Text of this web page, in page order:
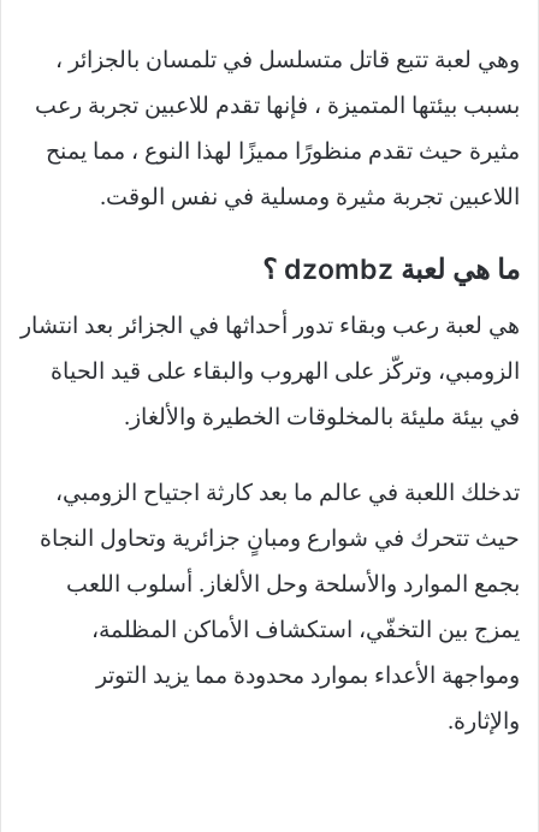
وهي لعبة تتبع قاتل متسلسل في تلمسان بالجزائر ،
بسبب بيئتها المتميزة ، فإنها تقدم للاعبين تجربة رعب
مثيرة حيث تقدم منظورًا مميزًا لهذا النوع ، مما يمنح
اللاعبين تجربة مثيرة ومسلية في نفس الوقت.
ما هي لعبة dzombz ؟
هي لعبة رعب وبقاء تدور أحداثها في الجزائر بعد انتشار
الزومبي، وتركّز على الهروب والبقاء على قيد الحياة
في بيئة مليئة بالمخلوقات الخطيرة والألغاز.​
تدخلك اللعبة في عالم ما بعد كارثة اجتياح الزومبي،
حيث تتحرك في شوارع ومبانٍ جزائرية وتحاول النجاة
بجمع الموارد والأسلحة وحل الألغاز. أسلوب اللعب
يمزج بين التخفّي، استكشاف الأماكن المظلمة،
ومواجهة الأعداء بموارد محدودة مما يزيد التوتر
والإثارة.​​